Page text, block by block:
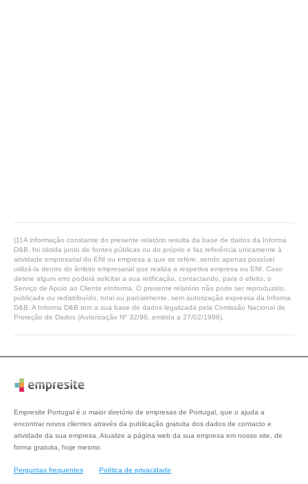
(1) A informação constante do presente relatório resulta da base de dados da Informa
D&B, foi obtida junto de fontes públicas ou do próprio e faz referência unicamente à
atividade empresarial do ENI ou empresa a que se refere, sendo apenas possível
utilizá-la dentro do âmbito empresarial que realiza a respetiva empresa ou ENI. Caso
detete algum erro poderá solicitar a sua retificação, contactando, para o efeito, o
Serviço de Apoio ao Cliente eInforma. O presente relatório não pode ser reproduzido,
publicado ou redistribuído, total ou parcialmente, sem autorização expressa da Informa
D&B. A Informa D&B tem a sua base de dados legalizada pela Comissão Nacional de
Proteção de Dados (Autorização Nº 32/96, emitida a 27/02/1996).
Empresite Portugal é o maior diretório de empresas de Portugal, que o ajuda a
encontrar novos clientes através da publicação gratuita dos dados de contacto e
atividade da sua empresa. Atualize a página web da sua empresa em nosso site, de
forma gratuita, hoje mesmo.
Perguntas frequentes Política de privacidade